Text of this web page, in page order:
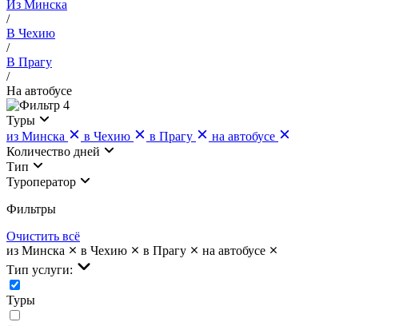
Из Минска
/
В Чехию
/
В Прагу
/
На автобусе
4
Туры
из Минска
в Чехию в Прагу
на автобусе
Количество дней
Тип
Туроператор
Фильтры
Очистить всё
из Минска
в Чехию в Прагу
на автобусе
Тип услуги:
Туры